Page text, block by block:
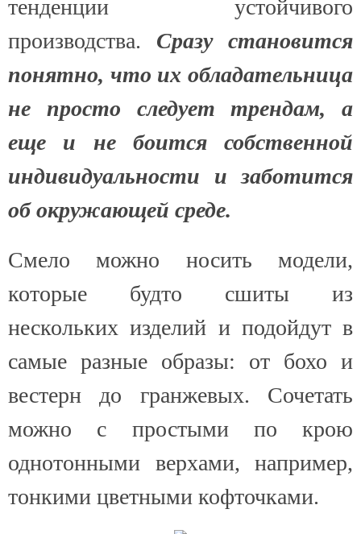
тенденции устойчивого
производства. Сразу становится
понятно, что их обладательница
не просто следует трендам, а
еще и не боится собственной
индивидуальности и заботится
об окружающей среде.
Смело можно носить модели,
которые будто сшиты из
нескольких изделий и подойдут в
самые разные образы: от бохо и
вестерн до гранжевых. Сочетать
можно с простыми по крою
однотонными верхами, например,
тонкими цветными кофточками.